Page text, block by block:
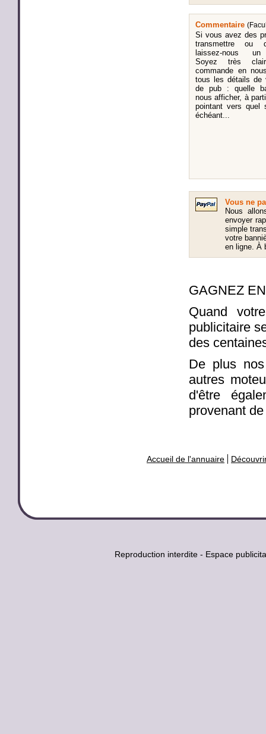
Commentaire
Si vous avez des
transmettre ou
laissez-nous un
Soyez très
commande en
tous les détails de
de pub : quelle
nous afficher, à
pointant vers quel
échéant...
Vous ne
Nous
envoyer
simple
votre
en ligne. À
GAGNEZ
Quand
publicitaire
des
De plus
autres
d'être
provenant
Accueil de l'annuaire
Reproduction interdite - Espace